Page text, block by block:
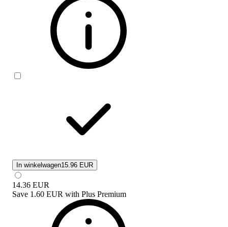
In winkelwagen15.96 EUR
14.36 EUR
Save 1.60 EUR with Plus Premium